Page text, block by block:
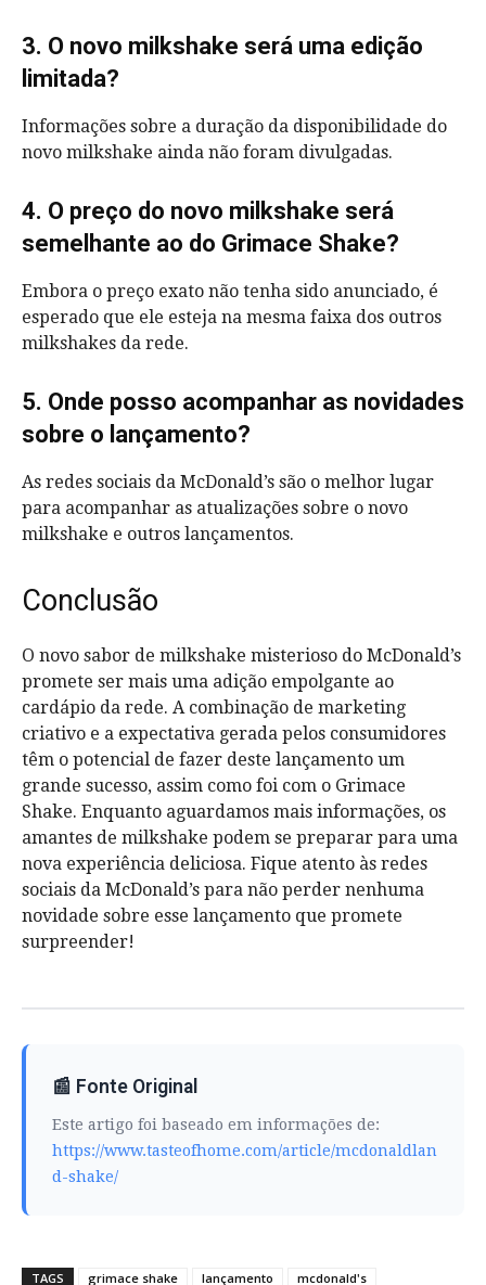
3. O novo milkshake será uma edição
limitada?
Informações sobre a duração da disponibilidade do
novo milkshake ainda não foram divulgadas.
4. O preço do novo milkshake será
semelhante ao do Grimace Shake?
Embora o preço exato não tenha sido anunciado, é
esperado que ele esteja na mesma faixa dos outros
milkshakes da rede.
5. Onde posso acompanhar as novidades
sobre o lançamento?
As redes sociais da McDonald’s são o melhor lugar
para acompanhar as atualizações sobre o novo
milkshake e outros lançamentos.
Conclusão
O novo sabor de milkshake misterioso do McDonald’s
promete ser mais uma adição empolgante ao
cardápio da rede. A combinação de marketing
criativo e a expectativa gerada pelos consumidores
têm o potencial de fazer deste lançamento um
grande sucesso, assim como foi com o Grimace
Shake. Enquanto aguardamos mais informações, os
amantes de milkshake podem se preparar para uma
nova experiência deliciosa. Fique atento às redes
sociais da McDonald’s para não perder nenhuma
novidade sobre esse lançamento que promete
surpreender!
📰 Fonte Original
Este artigo foi baseado em informações de:
https://www.tasteofhome.com/article/mcdonaldlan
d-shake/
TAGS grimace shake lançamento mcdonald's